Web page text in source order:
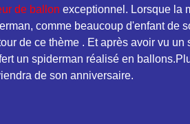
de ballon exceptionnel. Lorsque la
comme beaucoup d'enfant de
de ce thème . Et après avoir vu un
un spiderman réalisé en
de son anniversaire.